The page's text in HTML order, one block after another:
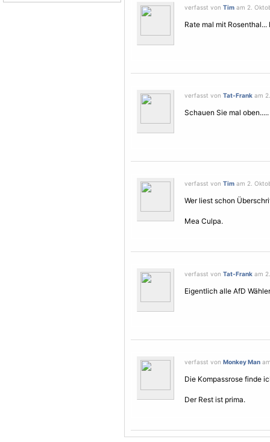
verfasst von Tim am 2.
Rate mal mit Rosenthal...
verfasst von Tat-Frank am
Schauen Sie mal oben.....
verfasst von Tim am 2.
Wer liest schon
Mea Culpa.
verfasst von Tat-Frank am
Eigentlich alle AfD
verfasst von Monkey Man
Die Kompassrose finde
Der Rest ist prima.